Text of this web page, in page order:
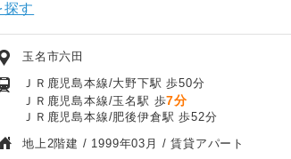
す
玉名市六田
ＪＲ鹿児島本線/大野下駅 歩50分
ＪＲ鹿児島本線/玉名駅 歩7分
ＪＲ鹿児島本線/肥後伊倉駅 歩52分
地上2階建 / 1999年03月 / 賃貸アパート